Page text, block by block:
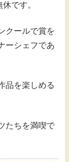
です。
クールで賞を
ーシェフであ
品を楽しめる
たちを満喫で